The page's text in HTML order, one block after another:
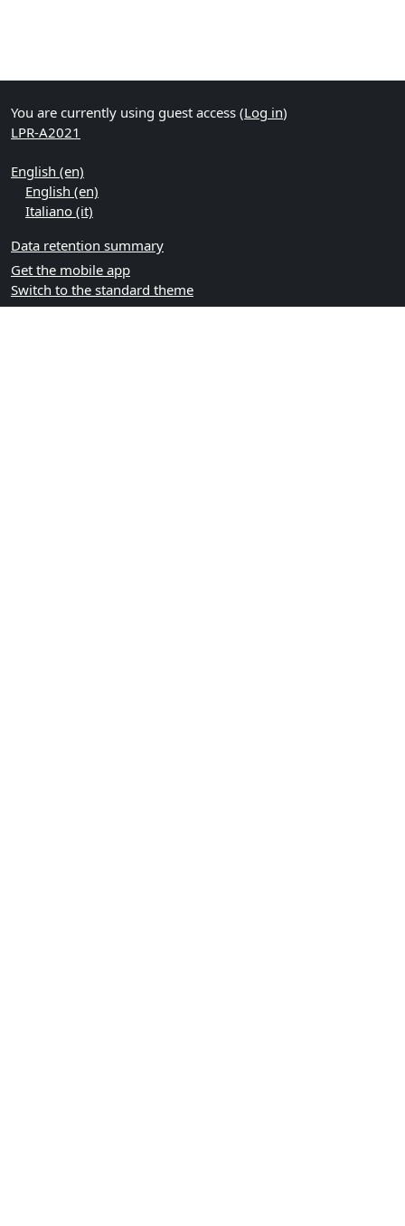
You are currently using guest access (Log in)
LPR-A2021
English ‎(en)‎
English ‎(en)‎
Italiano ‎(it)‎
Data retention summary
Get the mobile app
Switch to the standard theme